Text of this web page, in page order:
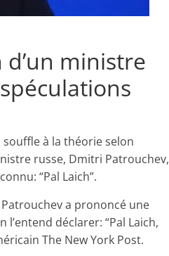
ministre
à la théorie selon
russe, Dmitri Patrouchev,
“Pal Laich”.
a prononcé une
déclarer: “Pal Laich,
The New York Post.